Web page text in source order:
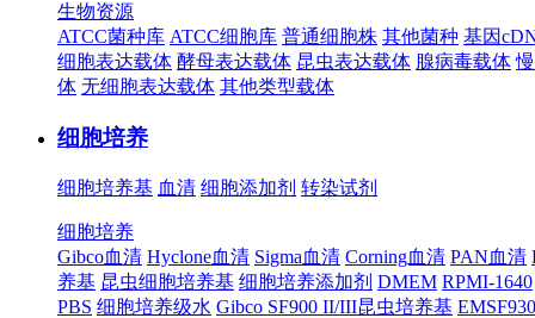
生物资源
ATCC菌种库 ATCC细胞库 普通细胞株 其他菌种 基因
细胞表达载体 酵母表达载体 昆虫表达载体 腺病毒载体
体 无细胞表达载体 其他类型载体
细胞培养
细胞培养基 血清 细胞添加剂 转染试剂
细胞培养
Gibco血清 Hyclone血清 Sigma血清 Corning血清 PAN血清
养基 昆虫细胞培养基 细胞培养添加剂 DMEM RPMI-1640
PBS 细胞培养级水 Gibco SF900 II/III昆虫培养基